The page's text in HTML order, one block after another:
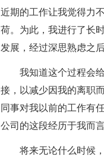
近期的工作让我觉得力
荷。为此，我进行了长
发展，经过深思熟虑之
我知道这个过程会
接，以减少因我的离职
同事对我以前的工作有
公司的这段经历于我而
将来无论什么时候